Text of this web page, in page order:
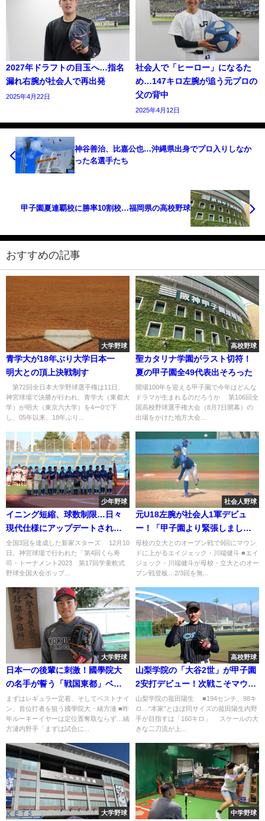
2027年ドラフトの目玉へ…指名
漏れ右腕が社会人で再出発
2025年4月22日
社会人で「ヒーロー」になるた
め…147キロ左腕が追う元プロの
父の背中
2025年4月12日
神谷善治、比嘉公也…沖縄県出身でプロ入りしなか
った名選手たち
甲子園夏連覇校に勝率10割校…福岡県の高校野球
おすすめの記事
大学野球
青学大が18年ぶり大学日本一
明大との頂上決戦制す
第72回全日本大学野球選手権は11日、
神宮球場で決勝が行われ、青学大（東都大
学）が明大（東京六大学）を4ー0で下
し、05年以来、18年ぶり...
高校野球
聖カタリナ学園がラスト切符！
夏の甲子園全49代表出そろった
開場100年を迎える甲子園で今年はどんな
ドラマが生まれるのだろうか 第106回全
国高校野球選手権大会（8月7日開幕）の
出場をかけた地方大会...
少年野球
イニング短縮、球数制限…日々
現代仕様にアップデートされる
学童野球
全国3冠を達成した新家スターズ 12月10
日。神宮球場で行われた「第4回くら寿
司・トーナメント2023 第17回学童軟式
野球全国大会ポップ...
社会人野球
元U18左腕が社会人1軍デビュ
ー！「甲子園より緊張しまし
た」
母校の立大とのオープン戦で9回にマウン
ドに上がるエイジェック・川端健斗 ■エイ
ジェック・川端健斗が母校・立大とのオー
プン戦登板…2/3回を無...
大学野球
日本一の後輩に刺激！國學院大
の名手が誓う「戦国東都」ベス
トナイン
まずはレギュラー定着、そしてベストナイ
ン、首位打者を狙う國學院大・緒方漣 ■昨
年ルーキーイヤーは定位置奪取ならず…緒
方漣内野手「まずは試合に...
高校野球
山梨学院の「大谷2世」が甲子園
2安打デビュー！次戦こそマウン
ドに立つ
山梨学院の菰田陽生 ■194センチ、98キ
ロ…“本家”とほぼ同サイズの菰田陽生内野
手が目指すは「160キロ」 スケールの大
きな二刀流が上...
大学野球 中学野球